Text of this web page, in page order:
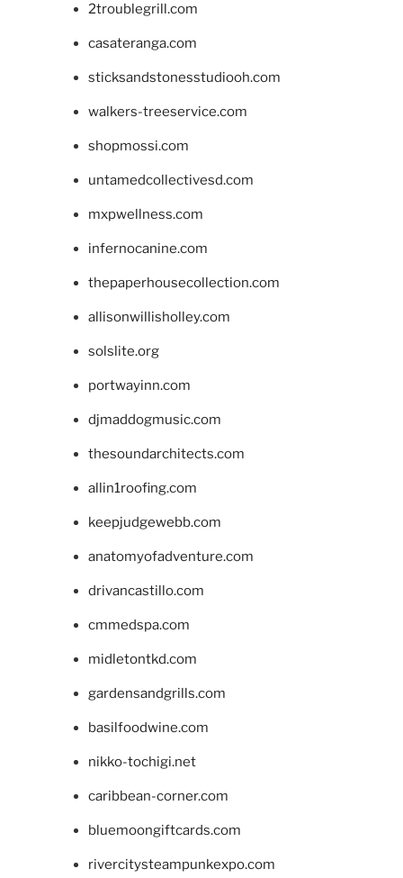
2troublegrill.com
casateranga.com
sticksandstonesstudiooh.com
walkers-treeservice.com
shopmossi.com
untamedcollectivesd.com
mxpwellness.com
infernocanine.com
thepaperhousecollection.com
allisonwillisholley.com
solslite.org
portwayinn.com
djmaddogmusic.com
thesoundarchitects.com
allin1roofing.com
keepjudgewebb.com
anatomyofadventure.com
drivancastillo.com
cmmedspa.com
midletontkd.com
gardensandgrills.com
basilfoodwine.com
nikko-tochigi.net
caribbean-corner.com
bluemoongiftcards.com
rivercitysteampunkexpo.com